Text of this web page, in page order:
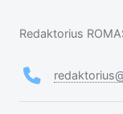
Redaktorius